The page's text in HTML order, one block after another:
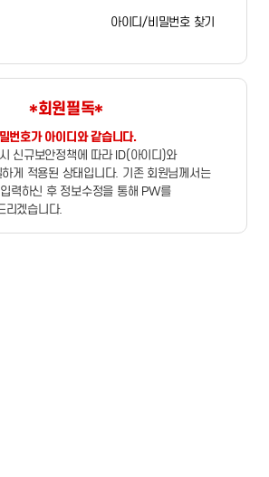
아이디/비밀번호 찾기
*회원필독*
번호가 아이디와 같습니다.
신규보안정책에 따라 ID(아이디)와
게 적용된 상태입니다. 기존 회원님께서는
력하신 후 정보수정을 통해 PW를
리겠습니다.